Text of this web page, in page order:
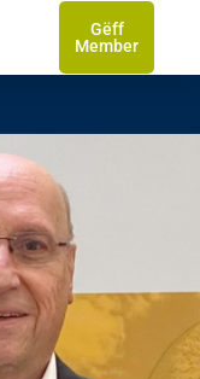
Gëff
Member